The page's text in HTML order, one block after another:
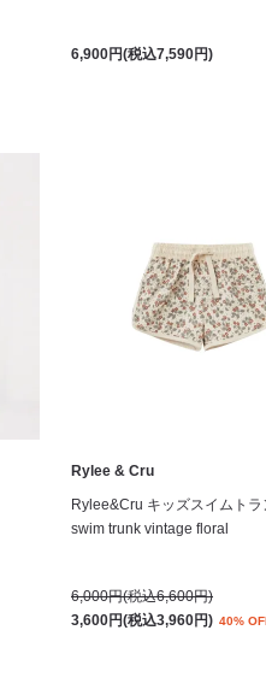
6,900円(税込7,590円)
Rylee & Cru
Rylee&Cru キッズスイムトラ
swim trunk vintage floral
6,000円(税込6,600円)
3,600円(税込3,960円) 40%